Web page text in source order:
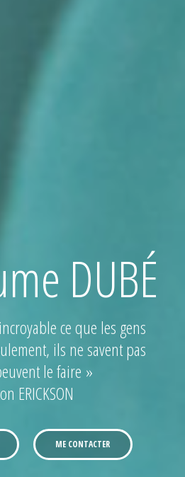
DUBÉ
ce que les gens
ils ne savent pas
le faire »
ERICKSON
ME CONTACTER